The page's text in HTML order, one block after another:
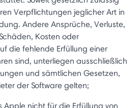
Verpflichtungen jeglicher Art in
Andere Ansprüche, Verluste,
Kosten oder
die fehlende Erfüllung einer
sind, unterliegen ausschließlich
und sämtlichen Gesetzen,
der Software gelten;
Apple nicht für die Erfüllung von